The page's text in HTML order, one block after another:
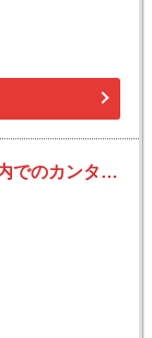
【深夜】23時～翌8時/週3日～OK/倉庫内でのカンタン仕分け作業/未経験OK/日払い可(規定有)